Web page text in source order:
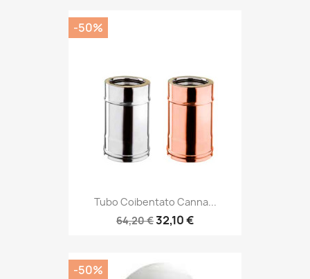
Tubo Coibentato Canna...
64,20 €32,10 €
-50%
-50%